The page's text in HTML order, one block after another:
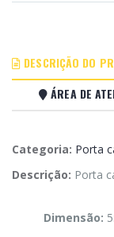
DESCRIÇÃO DO
ÁREA DE
Categoria: Porta
Descrição: Porta
Dimensão: